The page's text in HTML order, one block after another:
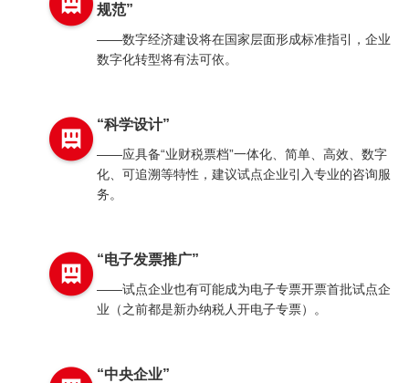
规范”
——数字经济建设将在国家层面形成标准指引，企业
数字化转型将有法可依。
“科学设计”
——应具备“业财税票档”一体化、简单、高效、数字
化、可追溯等特性，建议试点企业引入专业的咨询服
务。
“电子发票推广”
——试点企业也有可能成为电子专票开票首批试点企
业（之前都是新办纳税人开电子专票）。
“中央企业”